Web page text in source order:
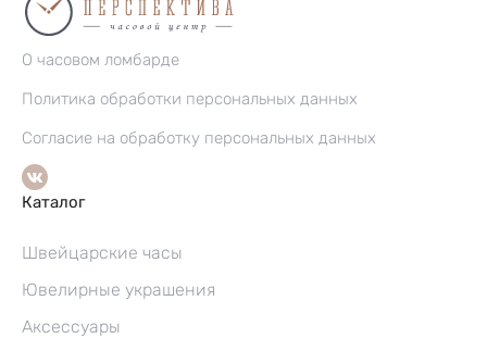
О часовом ломбарде
Политика обработки персональных данных
Согласие на обработку персональных данных
Каталог
Швейцарские часы
Ювелирные украшения
Аксессуары